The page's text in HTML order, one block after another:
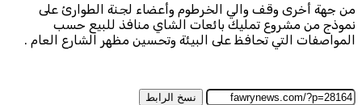
من جهة أخرى وقف والي الخرطوم وأعضاء لجنة الطوارئ على
نموذج من مشروع تمليك بائعات الشاي منافذ للبيع حسب
المواصفات التي تحافظ على البيئة وتحسين مظهر الشارع العام .
نسخ الرابط